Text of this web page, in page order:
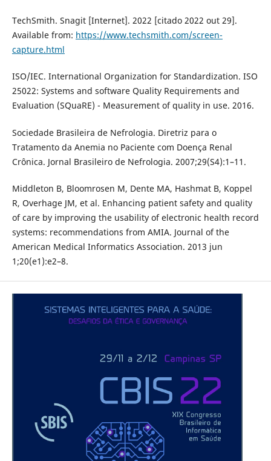
TechSmith. Snagit [Internet]. 2022 [citado 2022 out 29].
Available from: https://www.techsmith.com/screen-
capture.html
ISO/IEC. International Organization for Standardization. ISO
25022: Systems and software Quality Requirements and
Evaluation (SQuaRE) - Measurement of quality in use. 2016.
Sociedade Brasileira de Nefrologia. Diretriz para o
Tratamento da Anemia no Paciente com Doença Renal
Crônica. Jornal Brasileiro de Nefrologia. 2007;29(S4):1–11.
Middleton B, Bloomrosen M, Dente MA, Hashmat B, Koppel
R, Overhage JM, et al. Enhancing patient safety and quality
of care by improving the usability of electronic health record
systems: recommendations from AMIA. Journal of the
American Medical Informatics Association. 2013 jun
1;20(e1):e2–8.